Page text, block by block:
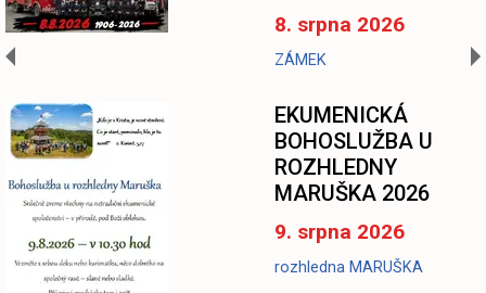
8. srpna 2026
ZÁMEK
EKUMENICKÁ
BOHOSLUŽBA U
ROZHLEDNY
MARUŠKA 2026
9. srpna 2026
rozhledna MARUŠKA